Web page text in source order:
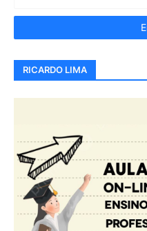
RICARDO LIMA